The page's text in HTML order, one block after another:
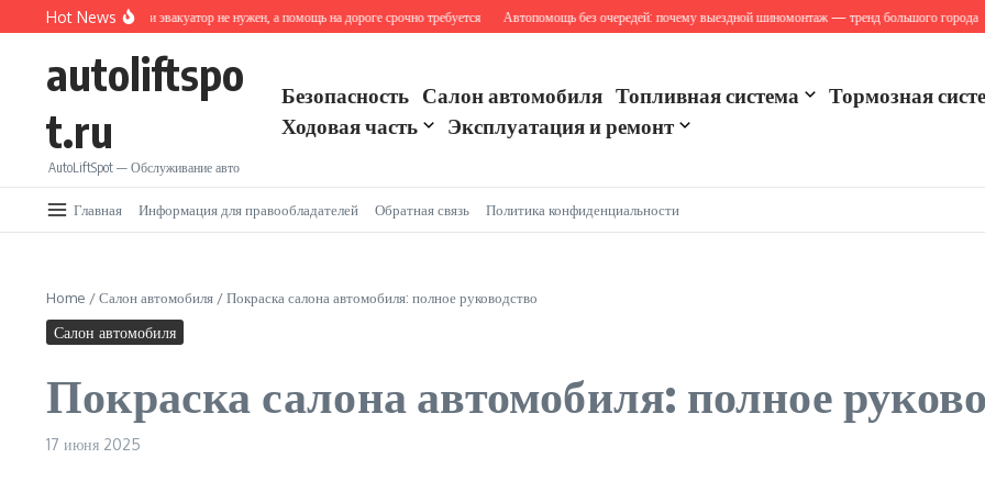
Перейти к содержанию
Hot News
Как действовать, если эвакуатор не нужен, а помощь на дороге срочно требуется Автопомощь без очередей: почему выездной шиномонтаж — тренд большого города
autoliftspo
t.ru
AutoLiftSpot — Обслуживание авто
Безопасность Салон автомобиля Топливная система Тормозная
Ходовая часть
Эксплуатация и ремонт
Главная Информация для правообладателей Обратная связь Политика конфиденциальности
Home /Салон автомобиля /Покраска салона автомобиля: полное руководство
Салон автомобиля
Покраска салона автомобиля: полное
17 июня 2025